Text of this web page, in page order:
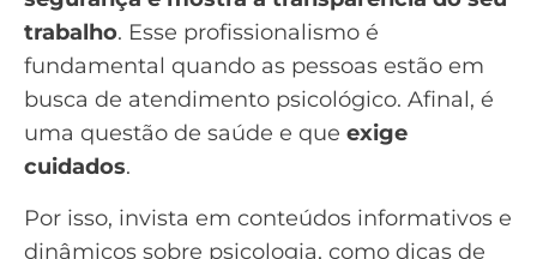
trabalho. Esse profissionalismo é
fundamental quando as pessoas estão em
busca de atendimento psicológico. Afinal, é
uma questão de saúde e que exige
cuidados.
Por isso, invista em conteúdos informativos e
dinâmicos sobre psicologia, como dicas de